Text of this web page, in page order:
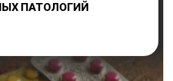
ПАТОЛОГИЙ